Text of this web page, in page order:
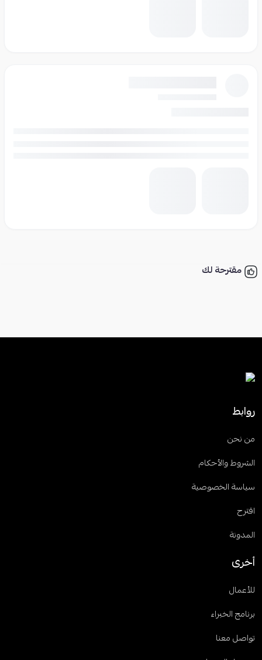
مقترحة لك
روابط
من نحن
الشروط والأحكام
سياسة الخصوصية
اقترح
المدونة
أخرى
للأعمال
برنامج الخبراء
تواصل معنا